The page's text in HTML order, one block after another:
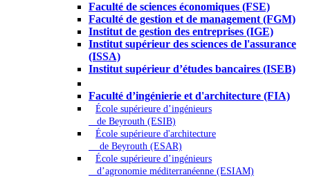
Faculté de sciences économiques (FSE)
Faculté de gestion et de management (FGM)
Institut de gestion des entreprises (IGE)
Institut supérieur des sciences de l'assurance
(ISSA)
Institut supérieur d’études bancaires (ISEB)
Faculté d’ingénierie et d'architecture (FIA)
École supérieure d’ingénieurs
de Beyrouth (ESIB)
École supérieure d'architecture
de Beyrouth (ESAR)
École supérieure d’ingénieurs
d’agronomie méditerranéenne (ESIAM)